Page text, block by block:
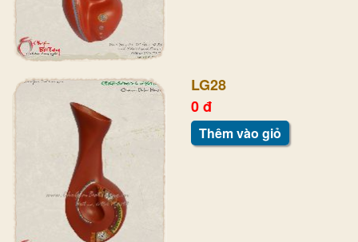
LG28
0 đ
Thêm vào giỏ